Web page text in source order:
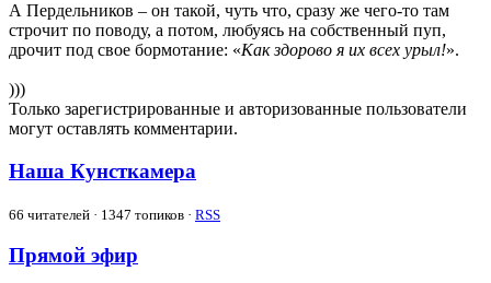
А Пердельников – он такой, чуть что, сразу же чего-то там
строчит по поводу, а потом, любуясь на собственный пуп,
дрочит под свое бормотание: «Как здорово я их всех урыл!».
)))
Только зарегистрированные и авторизованные пользователи
могут оставлять комментарии.
Наша Кунсткамера
66 читателей · 1347 топиков · RSS
Прямой эфир